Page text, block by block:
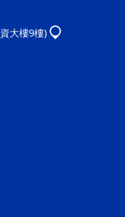
大樓9樓)